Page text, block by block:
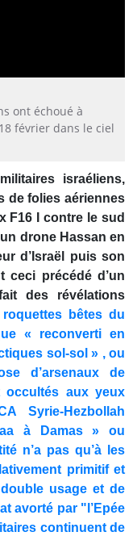
ont échoué à
février dans le ciel
israéliens,
de folies aériennes
F16 I contre le sud
drone Hassan en
d’Israël puis son
ceci précédé d’un
des révélations
roquettes bêtes du
« reconverti en
sol-sol » , ou
d’arsenaux de
occultés aux yeux
Syrie-Hezbollah
à Damas » ou
n’a pas qu’à les
primitif et
usage et de
avorté par "l’Epée
continuent de